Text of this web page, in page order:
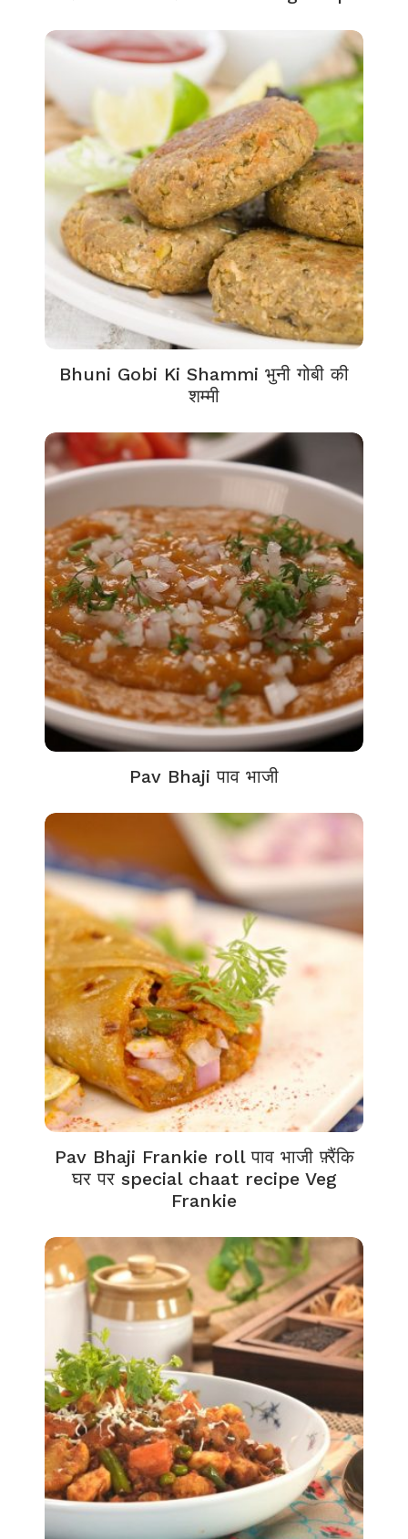
Bhuni Gobi Ki Shammi भुनी गोबी की
शम्मी
Pav Bhaji पाव भाजी
Pav Bhaji Frankie roll पाव भाजी फ़्रैंकि
घर पर special chaat recipe Veg
Frankie